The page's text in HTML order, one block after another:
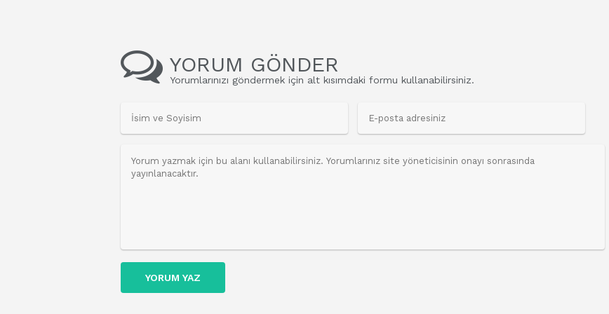
YORUM GÖNDER
Yorumlarınızı göndermek için alt kısımdaki formu kullanabilirsiniz.
YORUM YAZ